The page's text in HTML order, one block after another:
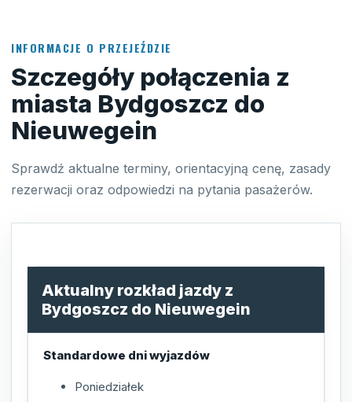
INFORMACJE O PRZEJEŹDZIE
Szczegóły połączenia z
miasta Bydgoszcz do
Nieuwegein
Sprawdź aktualne terminy, orientacyjną cenę, zasady
rezerwacji oraz odpowiedzi na pytania pasażerów.
Aktualny rozkład jazdy z
Bydgoszcz do Nieuwegein
Standardowe dni wyjazdów
Poniedziałek